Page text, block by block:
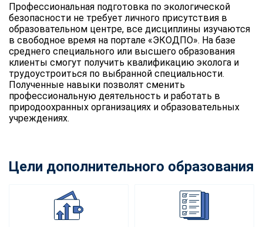
Профессиональная подготовка по экологической
безопасности не требует личного присутствия в
образовательном центре, все дисциплины изучаются
в свободное время на портале «ЭКОДПО». На базе
среднего специального или высшего образования
клиенты смогут получить квалификацию эколога и
трудоустроиться по выбранной специальности.
Полученные навыки позволят сменить
профессиональную деятельность и работать в
природоохранных организациях и образовательных
учреждениях.
Цели дополнительного образования